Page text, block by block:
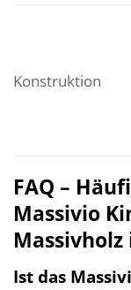
Konstruktion
FAQ –
Massivio
Ist das